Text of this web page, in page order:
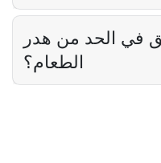
في الحد من هدر
الطعام؟